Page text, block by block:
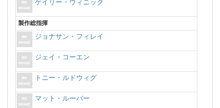
ゲイリー・ウィニック
製作総指揮
ジョナサン・フィレイ
ジェイ・コーエン
トニー・ルドウィグ
マット・ルーバー